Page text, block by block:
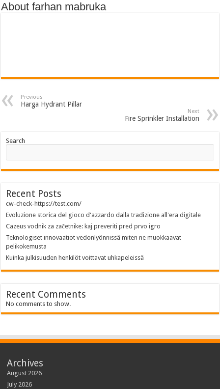
About farhan mabruka
Previous
Harga Hydrant Pillar
Next
Fire Sprinkler Installation
Search
Recent Posts
cw-check-https://test.com/
Evoluzione storica del gioco d'azzardo dalla tradizione all'era digitale
Cazeus vodnik za začetnike: kaj preveriti pred prvo igro
Teknologiset innovaatiot vedonlyönnissä miten ne muokkaavat
pelikokemusta
Kuinka julkisuuden henkilöt voittavat uhkapeleissä
Recent Comments
No comments to show.
Archives
August 2026
July 2026